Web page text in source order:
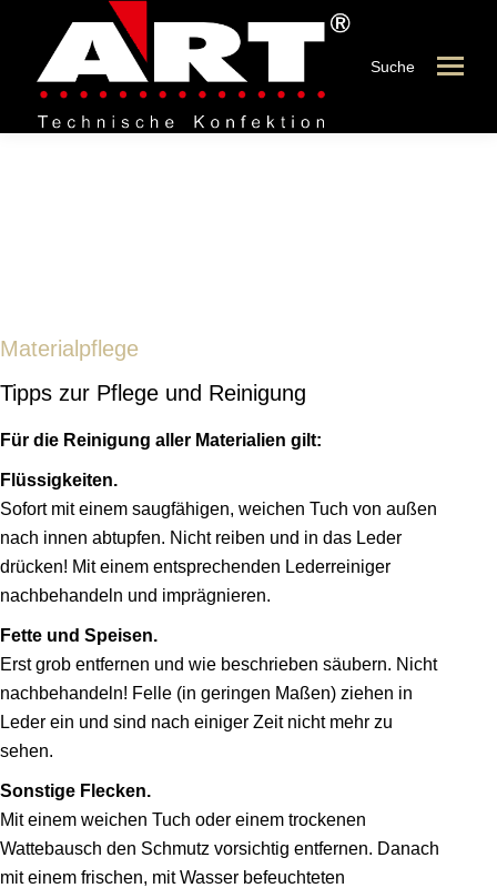
Suche
Materialpflege
Tipps zur Pflege und Reinigung
Für die Reinigung aller Materialien gilt:
Flüssigkeiten.
Sofort mit einem saugfähigen, weichen Tuch von außen
nach innen abtupfen. Nicht reiben und in das Leder
drücken! Mit einem entsprechenden Lederreini­ger
nachbehandeln und imprägnieren.
Fette und Speisen.
Erst grob entfernen und wie be­schrieben säubern. Nicht
nachbe­handeln! Felle (in geringen Maßen) ziehen in
Leder ein und sind nach einiger Zeit nicht mehr zu
sehen.
Sonstige Flecken.
Mit einem weichen Tuch oder einem trockenen
Wattebausch den Schmutz vorsichtig entfernen. Danach
mit einem frischen, mit Wasser befeuch­teten